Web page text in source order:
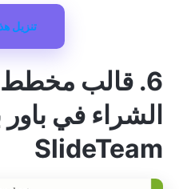
تنزيل
6. قالب مخطط
الشراء في
SlideTeam